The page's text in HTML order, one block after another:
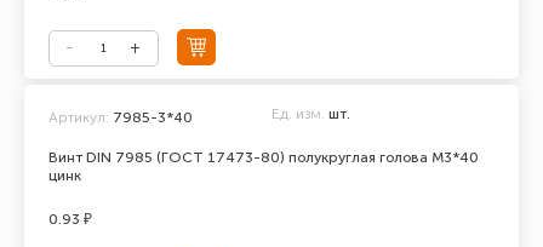
Винт DIN 7985 (ГОСТ 17473-80) полукруглая голова М3*40
цинк
Артикул: 7985-3*40 Ед. изм. шт.
0.93 ₽